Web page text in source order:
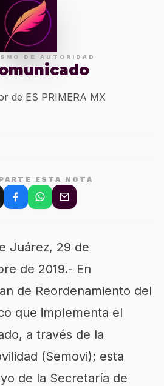
DE AUTORIDAD
de ES PRIMERA MX
ESTA NOTA
Juárez, 29 de
de 2019.- En
de Reordenamiento del
que implementa el
a través de la
(Semovi); esta
de la Secretaría de